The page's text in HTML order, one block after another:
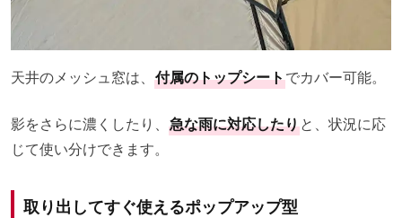
天井のメッシュ窓は、 付属のトップシートでカバー可能。
影をさらに濃くしたり、 急な雨に対応したりと、状況に応
じて使い分けできます。
取り出してすぐ使えるポップアップ型